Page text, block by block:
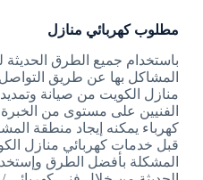
مطلوب كهربائي منازل
باستخدام جميع الطرق
المشاكل بها عن طريق
منازل الكويت من صيانة
الفنيين على مستوى من
كهرباء يمكنه إيجاد منطقة
قبل خدمات كهربائي منازل
المشكلة بأفضل الطرق